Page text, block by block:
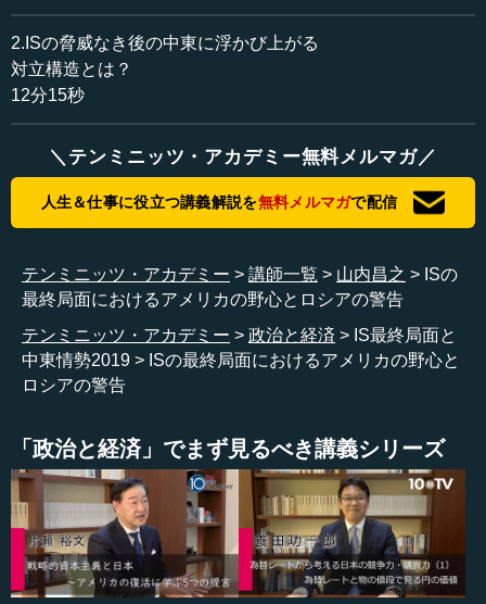
≪全文≫
●IS消滅に向け、アメリカの役割が寄与したことは間
違いない
トランプ大統領は、北朝鮮の非核化を目指して、主観的に
はさまざまな形でアプローチと努力を続けています。ま
た、目立たないことですが、中東においても、トランプ大
過激派武装組織イスラム国（IS）の掃討、消滅に関して最
終局面に入る上で、なかなかに重要な役割を果たしていま
す。このシリアにおけるトランプ大統領ひいてはアメリカ
の役割は、あまり知られていません。今日はそうした点を
中心にお話しします。
に、シリア中部地域とイラク西部地域を事実上コントロー
ル下に置いていたISも、次第に支配地域が狭まることにな
り、現在ではアル・バクマルというこの一角に押し込めら
れるようになっています。もう少し大きな地図で拡大しま
すと、このアル・バクマルは、ちょうどイラクとシリアが
接する国境の端にあたり（東側がイラク、西側がシリ
ア）、ISはここまで押し込められています。
2.ISの脅威なき後の中東に浮かび上がる
対立構造とは？
12分15秒
＼テンミニッツ・アカデミー無料メルマガ／
人生＆仕事に役立つ講義解説を無料メルマガで配信
テンミニッツ・アカデミー 講師一覧 山内昌之
ISの
最終局面におけるアメリカの野心とロシアの警告
テンミニッツ・アカデミー
政治と経済
IS最終局面と
中東情勢2019
ISの最終局面におけるアメリカの野心と
ロシアの警告
「政治と経済」でまず見るべき講義シリーズ